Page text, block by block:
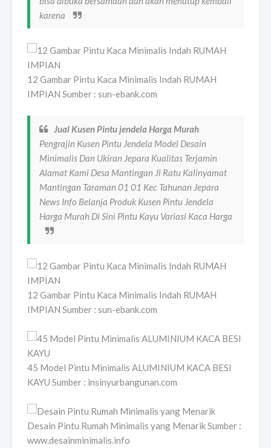
karena
12 Gambar Pintu Kaca Minimalis Indah RUMAH
IMPIAN Sumber : sun-ebank.com
Jual Kusen Pintu jendela Harga Murah
Pengrajin Kusen Pintu Jendela Model Desain
Minimalis Dan Ukiran Jepara Kualitas Terjamin
Alamat Kami Desa Mantingan Jl Ratu Kalinyamat
Mantingan Taraman 01 01 Kec Tahunan Jepara
News Info Belanja Produk Kusen Pintu Jendela
Harga Murah Di Sini Pintu Kayu Variasi Kaca Harga
12 Gambar Pintu Kaca Minimalis Indah RUMAH
IMPIAN Sumber : sun-ebank.com
45 Model Pintu Minimalis ALUMINIUM KACA BESI
KAYU Sumber : insinyurbangunan.com
Desain Pintu Rumah Minimalis yang Menarik Sumber :
www.desainminimalis.info